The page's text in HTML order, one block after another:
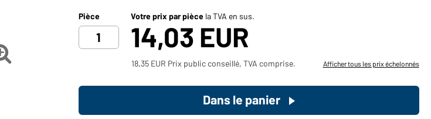
produits pour votre besoin privé?
Pièce Votre prix par pièce la TVA en sus.
14,03 EUR
18,35 EUR Prix public conseillé, TVA comprise. Afficher tous les prix échelonnés
Dans le panier